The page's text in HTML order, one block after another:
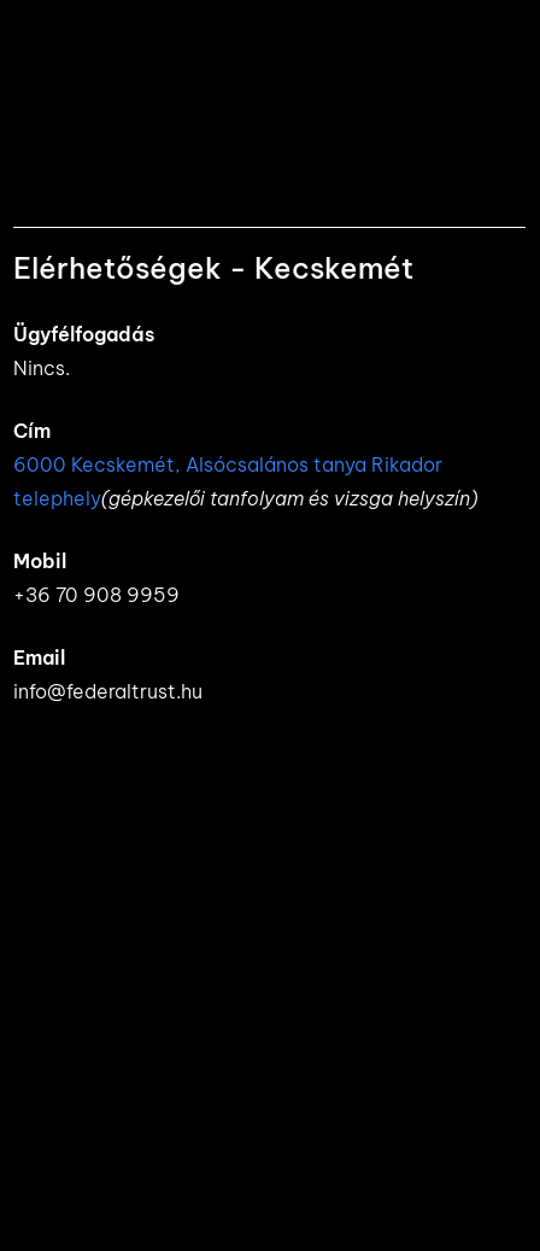
Elérhetőségek - Kecskemét
Ügyfélfogadás
Nincs.
Cím
6000 Kecskemét, Alsócsalános tanya Rikador
telephely(gépkezelői tanfolyam és vizsga helyszín)
Mobil
+36 70 908 9959
Email
info@federaltrust.hu